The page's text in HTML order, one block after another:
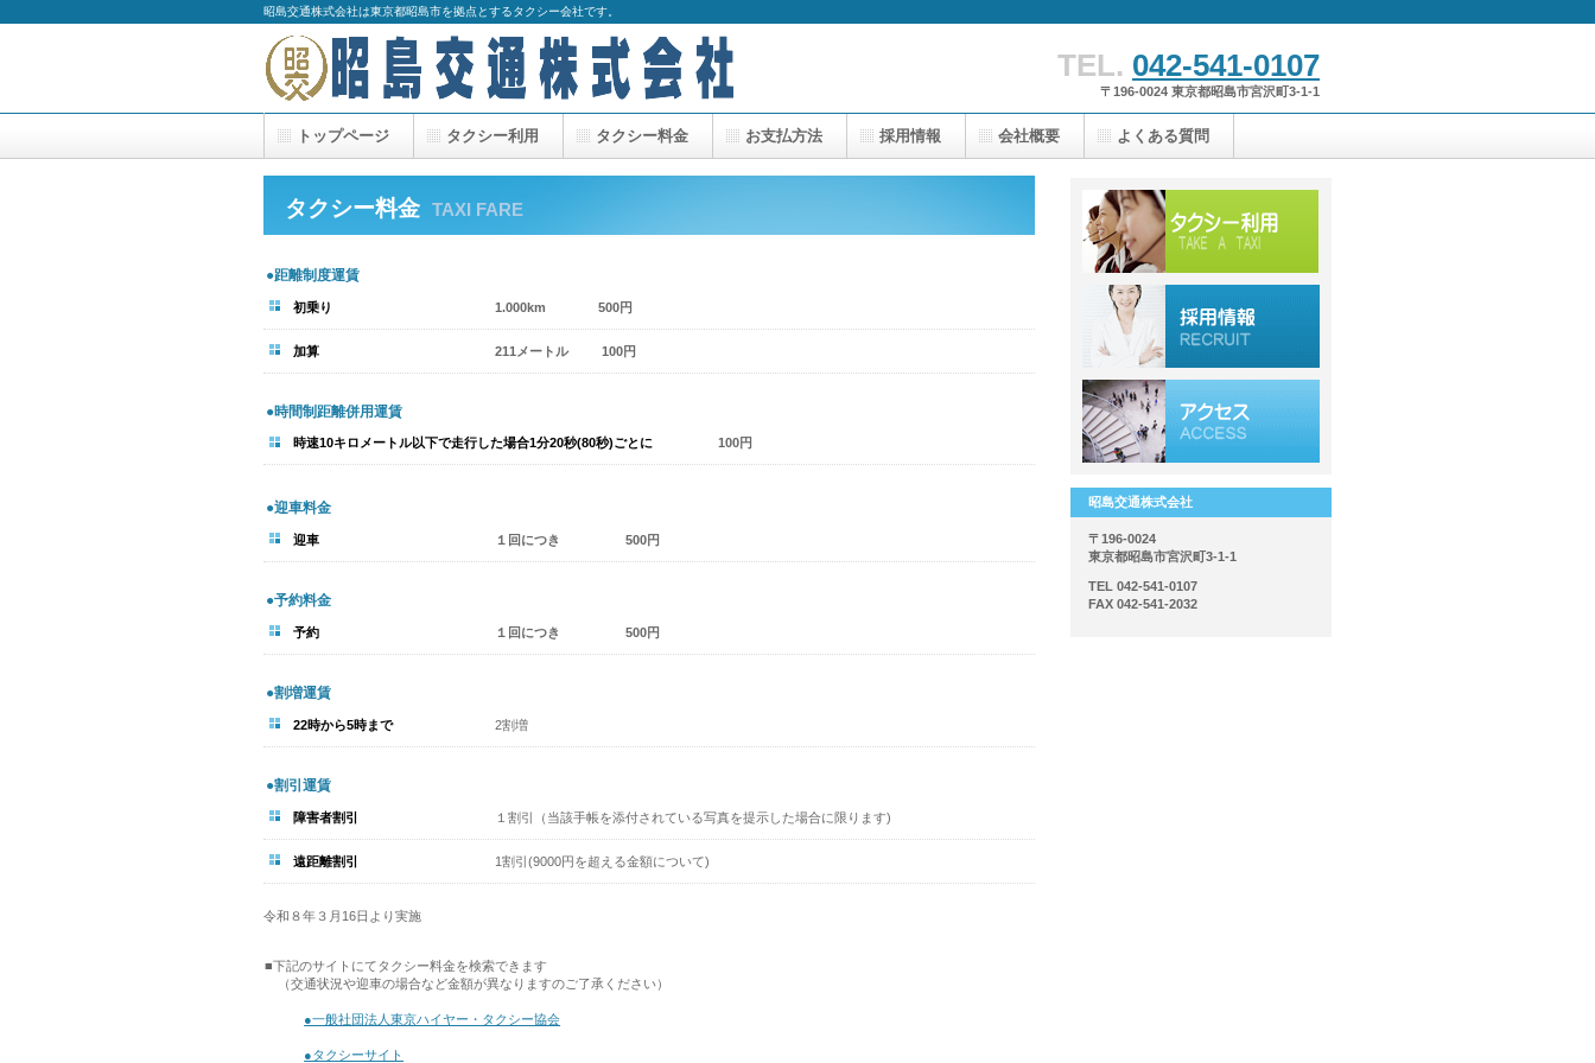
昭島交通株式会社は東京都昭島市を拠点とするタクシー会社です。
TEL. 042-541-0107
〒196-0024 東京都昭島市宮沢町3-1-1
タクシー料金 TAXI FARE
●距離制度運賃
初乗り 1.000km 500円
加算 211メートル 100円
●時間制距離併用運賃
時速10キロメートル以下で走行した場合1分20秒(80秒)ごとに 100円
●迎車料金
迎車 １回につき 500円
●予約料金
予約 １回につき 500円
●割増運賃
22時から5時まで 2割増
●割引運賃
障害者割引 １割引（当該手帳を添付されている写真を提示した場合に限ります)
遠距離割引 1割引(9000円を超える金額について)
令和８年３月16日より実施
■下記のサイトにてタクシー料金を検索できます
（交通状況や迎車の場合など金額が異なりますのご了承ください）
●一般社団法人東京ハイヤー・タクシー協会
●タクシーサイト
トップページ タクシー利用 タクシー料金 お支払方法 採用情報 会社概要 よくある質問
昭島交通株式会社
〒196-0024
東京都昭島市宮沢町3-1-1
TEL 042-541-0107
FAX 042-541-2032